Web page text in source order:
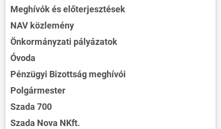
Meghívók és előterjesztések
NAV közlemény
Önkormányzati pályázatok
Óvoda
Pénzügyi Bizottság meghívói
Polgármester
Szada 700
Szada Nova NKft.